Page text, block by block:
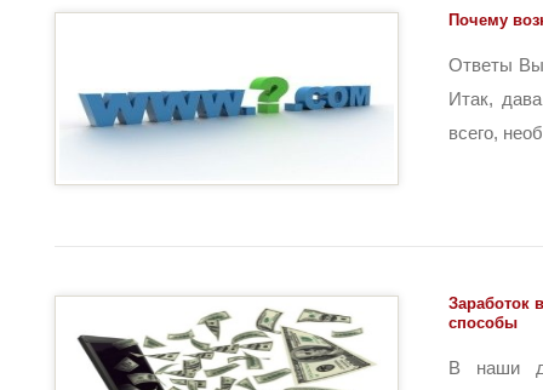
Почему
Ответы Вы
Итак,
всего,
Заработок
способы
В наши